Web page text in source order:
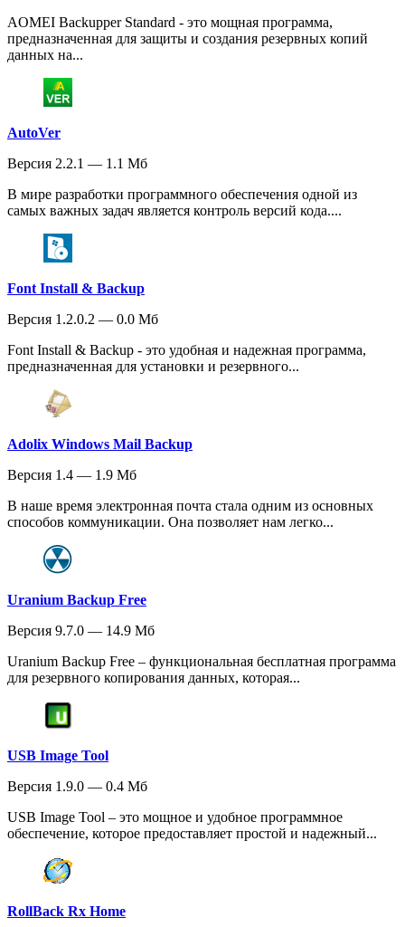
AOMEI Backupper Standard - это мощная программа,
предназначенная для защиты и создания резервных копий
данных на...
AutoVer
Версия 2.2.1 — 1.1 Мб
В мире разработки программного обеспечения одной из
самых важных задач является контроль версий кода....
Font Install & Backup
Версия 1.2.0.2 — 0.0 Мб
Font Install & Backup - это удобная и надежная программа,
предназначенная для установки и резервного...
Adolix Windows Mail Backup
Версия 1.4 — 1.9 Мб
В наше время электронная почта стала одним из основных
способов коммуникации. Она позволяет нам легко...
Uranium Backup Free
Версия 9.7.0 — 14.9 Мб
Uranium Backup Free – функциональная бесплатная программа
для резервного копирования данных, которая...
USB Image Tool
Версия 1.9.0 — 0.4 Мб
USB Image Tool – это мощное и удобное программное
обеспечение, которое предоставляет простой и надежный...
RollBack Rx Home